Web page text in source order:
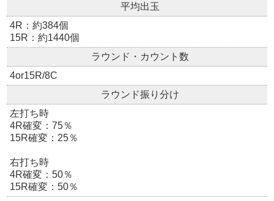
平均出玉
4R：約384個
15R：約1440個
ラウンド・カウント数
4or15R/8C
ラウンド振り分け
左打ち時
4R確変：75％
15R確変：25％
右打ち時
4R確変：50％
15R確変：50％